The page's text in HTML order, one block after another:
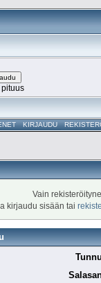
KIRJAUDU
Vain
kirjaudu sisään tai